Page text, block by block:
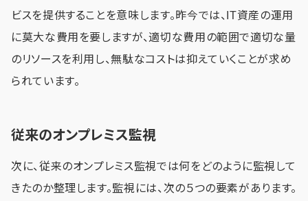
ビスを提供することを意味します。昨今では、IT資産の運用
に莫大な費用を要しますが、適切な費用の範囲で適切な量
のリソースを利用し、無駄なコストは抑えていくことが求め
られています。
従来のオンプレミス監視
次に、従来のオンプレミス監視では何をどのように監視して
きたのか整理します。監視には、次の５つの要素があります。